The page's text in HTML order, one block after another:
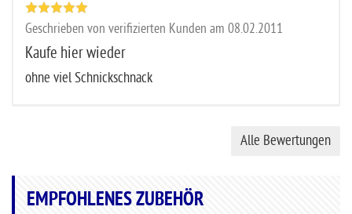
Geschrieben von verifizierten Kunden am 08.02.2011
Kaufe hier wieder
ohne viel Schnickschnack
Alle Bewertungen
EMPFOHLENES ZUBEHÖR